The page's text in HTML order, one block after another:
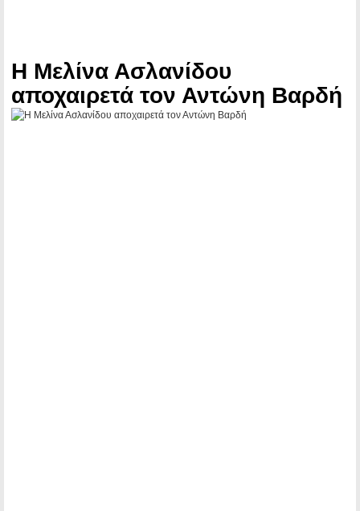
Η Μελίνα Ασλανίδου
αποχαιρετά τον Αντώνη Βαρδή